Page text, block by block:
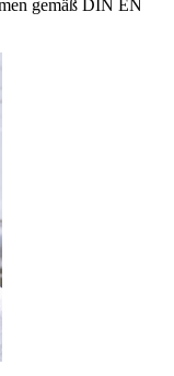
gemäß DIN EN